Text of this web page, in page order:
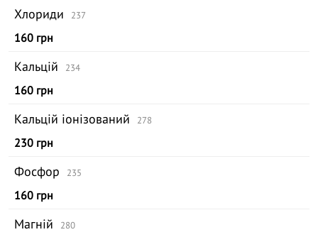
Хлориди 237
160 грн
Кальцій 234
160 грн
Кальцій іонізований 278
230 грн
Фосфор 235
160 грн
Магній 280